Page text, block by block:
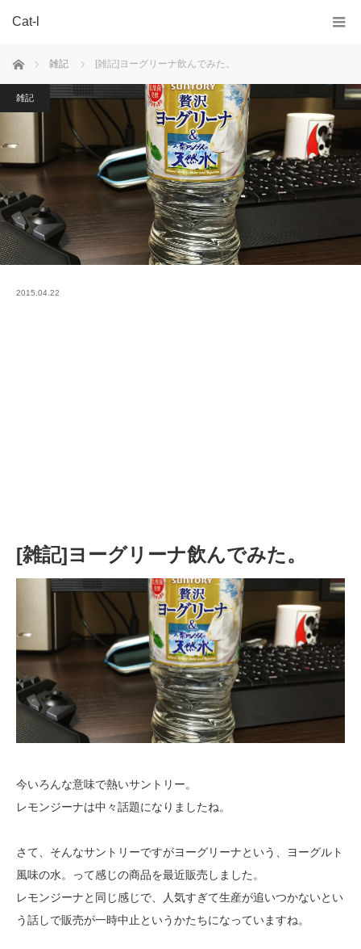
Cat-l
ホーム 雑記 [雑記]ヨーグリーナ飲んでみた。
雑記
2015.04.22
[雑記]ヨーグリーナ飲んでみた。
今いろんな意味で熱いサントリー。
レモンジーナは中々話題になりましたね。
さて、そんなサントリーですがヨーグリーナという、ヨーグルト
風味の水。って感じの商品を最近販売しました。
レモンジーナと同じ感じで、人気すぎて生産が追いつかないとい
う話しで販売が一時中止というかたちになっていますね。